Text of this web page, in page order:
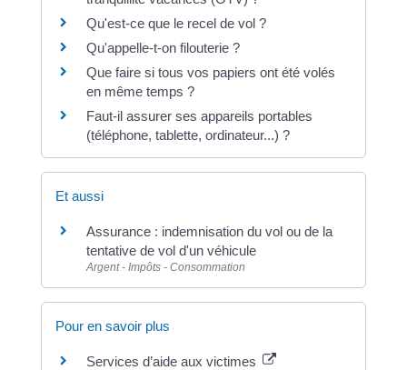
Qu'est-ce que le recel de vol ?
Qu'appelle-t-on filouterie ?
Que faire si tous vos papiers ont été volés
en même temps ?
Faut-il assurer ses appareils portables
(téléphone, tablette, ordinateur...) ?
Et aussi
Assurance : indemnisation du vol ou de la
tentative de vol d'un véhicule
Argent - Impôts - Consommation
Pour en savoir plus
Services d’aide aux victimes